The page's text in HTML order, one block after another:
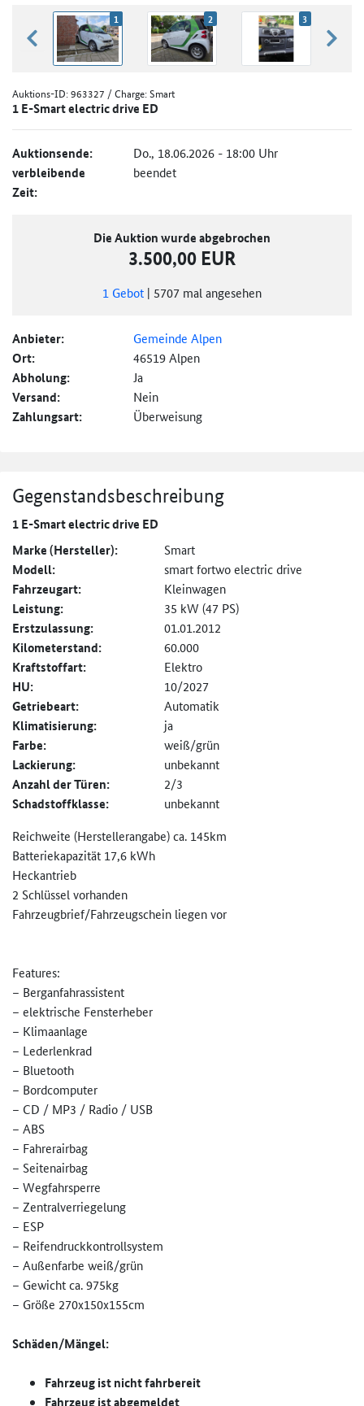
zurück blättern
1 2 3
Auktions-ID:963327 / Charge: Smart
1 E-Smart electric drive ED
Auktionsende: Do., 18.06.2026 - 18:00 Uhr
verbleibende
Zeit:
beendet
Die Auktion wurde abgebrochen
3.500,00 EUR
1 Gebot | 5707 mal angesehen
Anbieter: Gemeinde Alpen
Ort: 46519 Alpen
Abholung: Ja
Versand: Nein
Zahlungsart: Überweisung
Gegenstandsbeschreibung
1 E-Smart electric drive ED
Marke (Hersteller):
Smart
Modell: smart fortwo electric drive
Fahrzeugart: Kleinwagen
Leistung: 35 kW (47 PS)
Erstzulassung: 01.01.2012
Kilometerstand: 60.000
Kraftstoffart: Elektro
HU: 10/2027
Getriebeart: Automatik
Klimatisierung: ja
Farbe: weiß/grün
Lackierung: unbekannt
Anzahl der Türen: 2/3
Schadstoffklasse:
unbekannt
Reichweite (Herstellerangabe) ca. 145km
Batteriekapazität 17,6 kWh
Heckantrieb
2 Schlüssel vorhanden
Fahrzeugbrief/Fahrzeugschein liegen vor
Features:
– Berganfahrassistent
– elektrische Fensterheber
– Klimaanlage
– Lederlenkrad
– Bluetooth
– Bordcomputer
– CD / MP3 / Radio / USB
– ABS
– Fahrerairbag
– Seitenairbag
– Wegfahrsperre
– Zentralverriegelung
– ESP
– Reifendruckkontrollsystem
– Außenfarbe weiß/grün
– Gewicht ca. 975kg
– Größe 270x150x155cm
Schäden/Mängel:
Fahrzeug ist nicht fahrbereit
Fahrzeug ist abgemeldet